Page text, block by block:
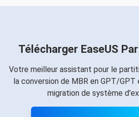
Télécharger EaseUS
Votre meilleur assistant pour le
la conversion de MBR en GPT/
migration de système